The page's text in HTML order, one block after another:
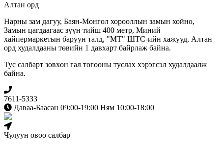
Алтан орд
Нарны зам дагуу, Баян-Монгол хорооллын замын хойно,
Замын цагдаагаас зүүн тийш 400 метр, Миний
хайпермаркетын баруун талд, "МТ" ШТС-ийн хажууд, Алтан
орд худалдааны төвийн 1 давхарт байрлаж байна.
Тус салбарт зөвхөн гал тогооны туслах хэрэгсэл худалдаалж
байна.
7611-5333
Даваа-Баасан 09:00-19:00 Ням 10:00-18:00
Чулуун овоо салбар